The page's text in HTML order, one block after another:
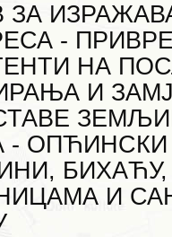
ЗА
-
НА
И
-
БИХАЋУ,
И